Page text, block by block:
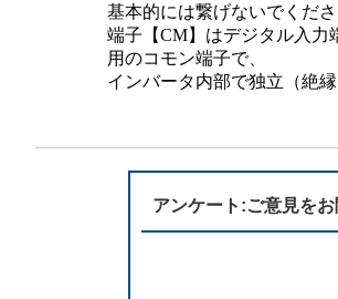
半導体
自動販売機・店舗
基本的には繋げないでくださ
端子【CM】はデジタル入力
用のコモン端子で、
インバータ内部で独立（絶縁
アンケート:ご意見を